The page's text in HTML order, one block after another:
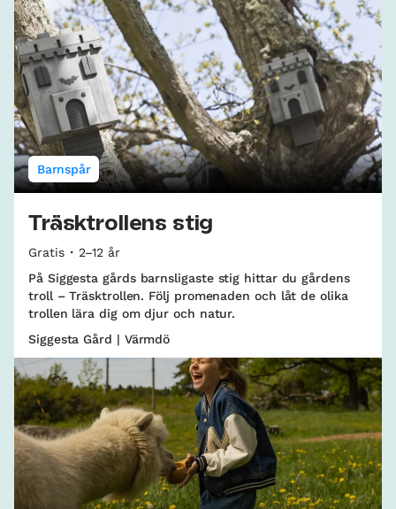
Barnspår
Träsktrollens stig
Gratis
2–12 år
På Siggesta gårds barnsligaste stig hittar du gårdens
troll – Träsktrollen. Följ promenaden och låt de olika
trollen lära dig om djur och natur.
Siggesta Gård | Värmdö